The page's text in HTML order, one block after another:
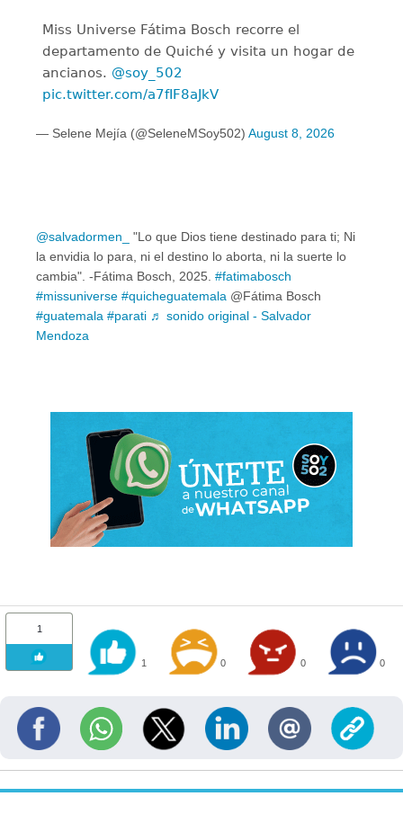
Miss Universe Fátima Bosch recorre el
departamento de Quiché y visita un hogar de
ancianos. @soy_502
pic.twitter.com/a7fIF8aJkV
— Selene Mejía (@SeleneMSoy502) August 8, 2026
@salvadormen_
"Lo que Dios tiene destinado para ti; Ni
la envidia lo para, ni el destino lo aborta, ni la suerte lo
cambia". -Fátima Bosch, 2025. #fatimabosch
#missuniverse #quicheguatemala @Fátima Bosch
#guatemala #parati ♬ sonido original - Salvador
Mendoza
1
1 0 0 0